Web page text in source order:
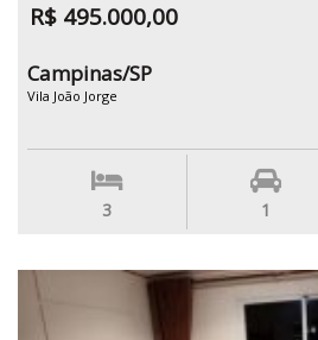
R$ 495.000,00
Campinas/SP
Vila João Jorge
3 1